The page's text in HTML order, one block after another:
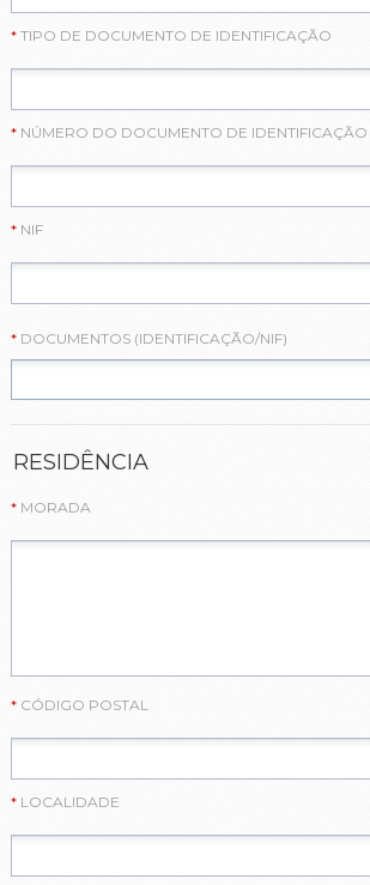
TIPO DE DOCUMENTO DE IDENTIFICAÇÃO
NÚMERO DO DOCUMENTO DE IDENTIFICAÇÃO
NIF
DOCUMENTOS (IDENTIFICAÇÃO/NIF)
RESIDÊNCIA
MORADA
CÓDIGO POSTAL
LOCALIDADE